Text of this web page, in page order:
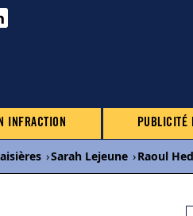
INFRACTION PUBLICITÉ
›Sarah Lejeune ›Raoul